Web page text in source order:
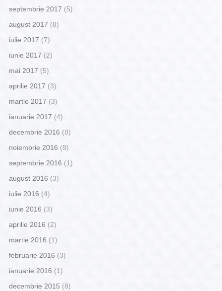
septembrie 2017 (5)
august 2017 (8)
iulie 2017 (7)
iunie 2017 (2)
mai 2017 (5)
aprilie 2017 (3)
martie 2017 (3)
ianuarie 2017 (4)
decembrie 2016 (8)
noiembrie 2016 (8)
septembrie 2016 (1)
august 2016 (3)
iulie 2016 (4)
iunie 2016 (3)
aprilie 2016 (2)
martie 2016 (1)
februarie 2016 (3)
ianuarie 2016 (1)
decembrie 2015 (8)